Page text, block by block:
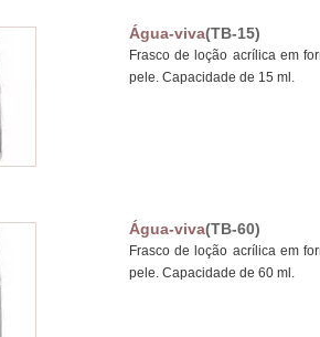
Água-viva(TB-15)
Frasco de loção acrílica em
pele. Capacidade de 15 ml.
Água-viva(TB-60)
Frasco de loção acrílica em
pele. Capacidade de 60 ml.